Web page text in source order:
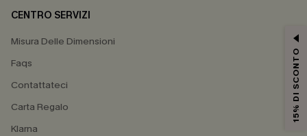
CENTRO SERVIZI
Misura Delle Dimensioni
Faqs
Contattateci
Carta Regalo
Klarna
15% DI SCONTO